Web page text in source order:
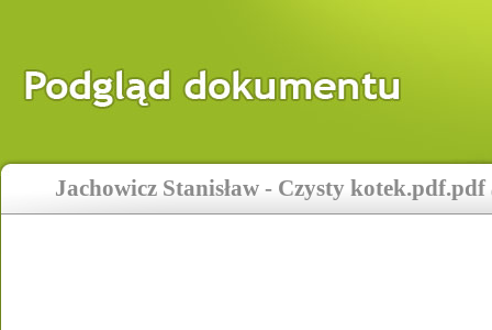
Jachowicz Stanisław - Czysty kotek.pdf.pdf